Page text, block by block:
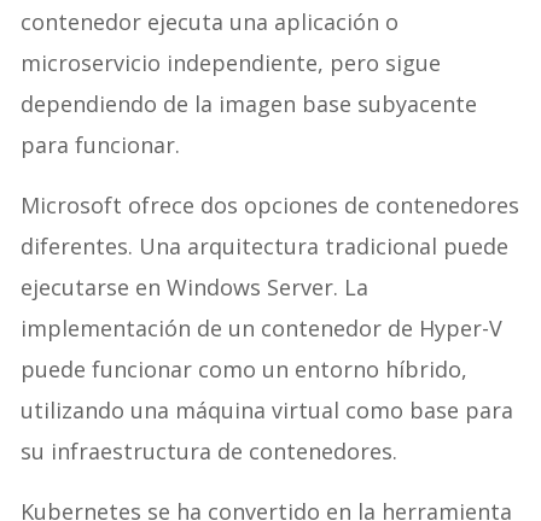
contenedor ejecuta una aplicación o
microservicio independiente, pero sigue
dependiendo de la imagen base subyacente
para funcionar.
Microsoft ofrece dos opciones de contenedores
diferentes. Una arquitectura tradicional puede
ejecutarse en Windows Server. La
implementación de un contenedor de Hyper-V
puede funcionar como un entorno híbrido,
utilizando una máquina virtual como base para
su infraestructura de contenedores.
Kubernetes se ha convertido en la herramienta